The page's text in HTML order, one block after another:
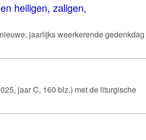
heiligen, zaligen,
jaarlijks weerkerende gedenkdag
jaar C, 160 blz.) met de liturgische